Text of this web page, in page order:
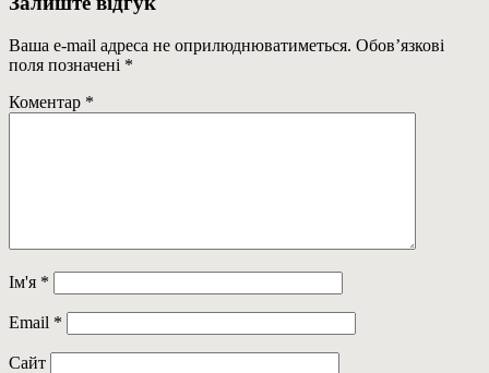
Ваша e-mail адреса не оприлюднюватиметься. Обов’язкові
поля позначені *
Коментар *
Ім'я *
Email *
Сайт